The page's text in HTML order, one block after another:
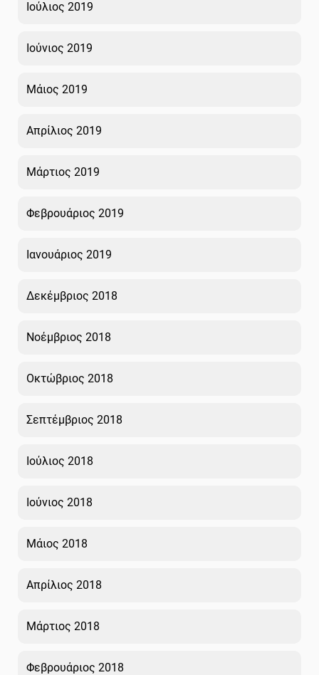
Ιούλιος 2019
Ιούνιος 2019
Μάιος 2019
Απρίλιος 2019
Μάρτιος 2019
Φεβρουάριος 2019
Ιανουάριος 2019
Δεκέμβριος 2018
Νοέμβριος 2018
Οκτώβριος 2018
Σεπτέμβριος 2018
Ιούλιος 2018
Ιούνιος 2018
Μάιος 2018
Απρίλιος 2018
Μάρτιος 2018
Φεβρουάριος 2018